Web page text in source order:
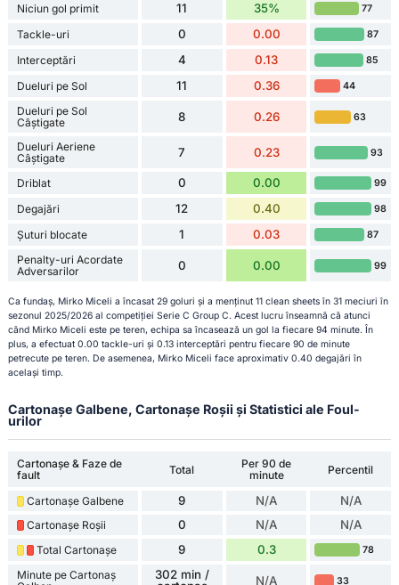
Niciun gol primit 11 35% 77
Tackle-uri 0 0.00 87
Interceptări 4 0.13 85
Dueluri pe Sol 11 0.36 44
Dueluri pe Sol
Câștigate
8 0.26 63
Dueluri Aeriene
Câștigate
7 0.23 93
Driblat 0 0.00 99
Degajări 12 0.40 98
Șuturi blocate 1 0.03 87
Penalty-uri Acordate
Adversarilor
0 0.00 99
Ca fundaș, Mirko Miceli a încasat 29 goluri și a menținut 11 clean sheets în 31 meciuri în
sezonul 2025/2026 al competiției Serie C Group C. Acest lucru înseamnă că atunci
când Mirko Miceli este pe teren, echipa sa încasează un gol la fiecare 94 minute. În
plus, a efectuat 0.00 tackle-uri și 0.13 interceptări pentru fiecare 90 de minute
petrecute pe teren. De asemenea, Mirko Miceli face aproximativ 0.40 degajări în
același timp.
Cartonașe Galbene, Cartonașe Roșii și Statistici ale Foul-
urilor
Cartonașe & Faze de
fault
Total
Per 90 de
minute
Percentil
Cartonașe Galbene 9 N/A N/A
Cartonașe Roșii 0 N/A N/A
Total Cartonașe 9 0.3 78
Minute pe Cartonaș
302 min /
N/A 33